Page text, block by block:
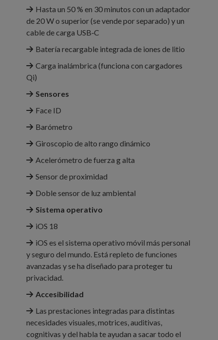
Hasta un 50 % en 30 minutos con un adaptador
de 20 W o superior (se vende por separado) y un
cable de carga USB‑C
Batería recargable integrada de iones de litio
Carga inalámbrica (funciona con cargadores
Qi)
Sensores
Face ID
Barómetro
Giroscopio de alto rango dinámico
Acelerómetro de fuerza g alta
Sensor de proximidad
Doble sensor de luz ambiental
Sistema operativo
iOS 18
iOS es el sistema operativo móvil más personal
y seguro del mundo. Está repleto de funciones
avanzadas y se ha diseñado para proteger tu
privacidad.
Accesibilidad
Las prestaciones integradas para distintas
necesidades visuales, motrices, auditivas,
cognitivas y del habla te ayudan a sacar todo el